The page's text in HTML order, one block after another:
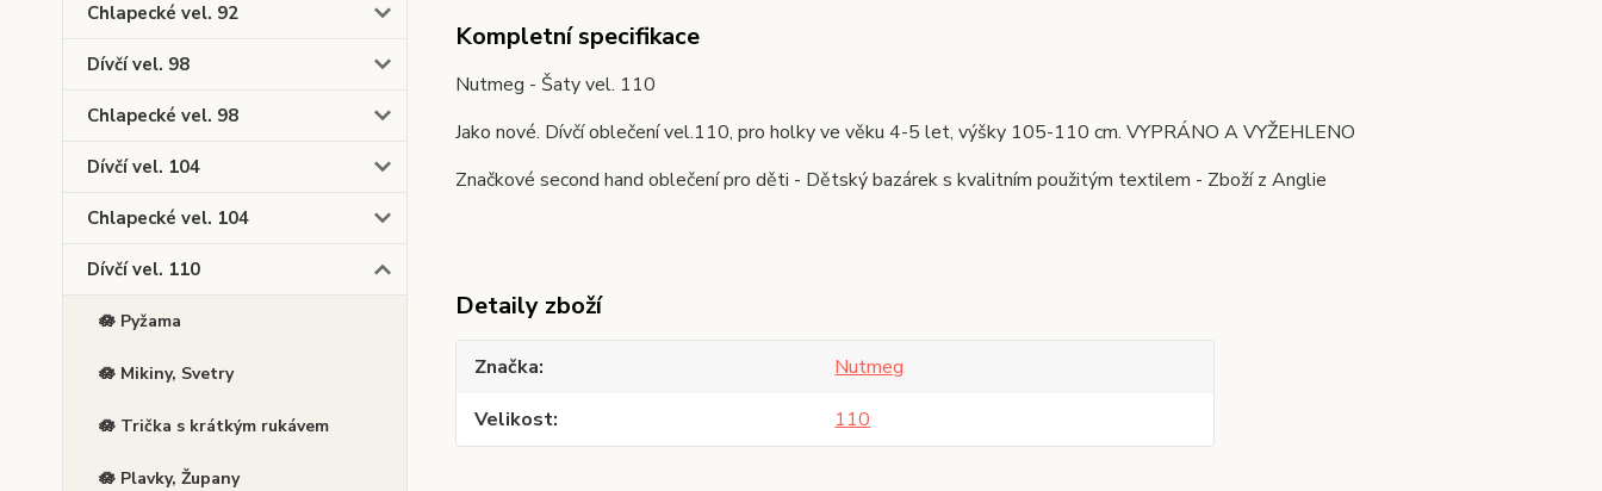
Chlapecké vel. 92
Dívčí vel. 98
Chlapecké vel. 98
Dívčí vel. 104
Chlapecké vel. 104
Dívčí vel. 110
🪷 Pyžama
🪷 Mikiny, Svetry
🪷 Trička s krátkým rukávem
🪷 Plavky, Župany
Kompletní specifikace
Nutmeg - Šaty vel. 110
Jako nové. Dívčí oblečení vel.110, pro holky ve věku 4-5 let, výšky 105-110 cm. VYPRÁNO A VYŽEHLENO
Značkové second hand oblečení pro děti - Dětský bazárek s kvalitním použitým textilem - Zboží z Anglie
Detaily zboží
Značka
Nutmeg
Velikost
110